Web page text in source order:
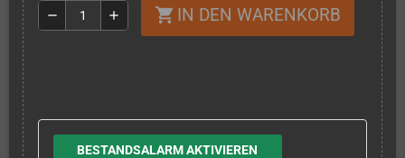
remove add shopping_cart IN DEN WARENKORB
BESTANDSALARM AKTIVIEREN